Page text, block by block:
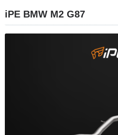
iPE BMW M2 G87